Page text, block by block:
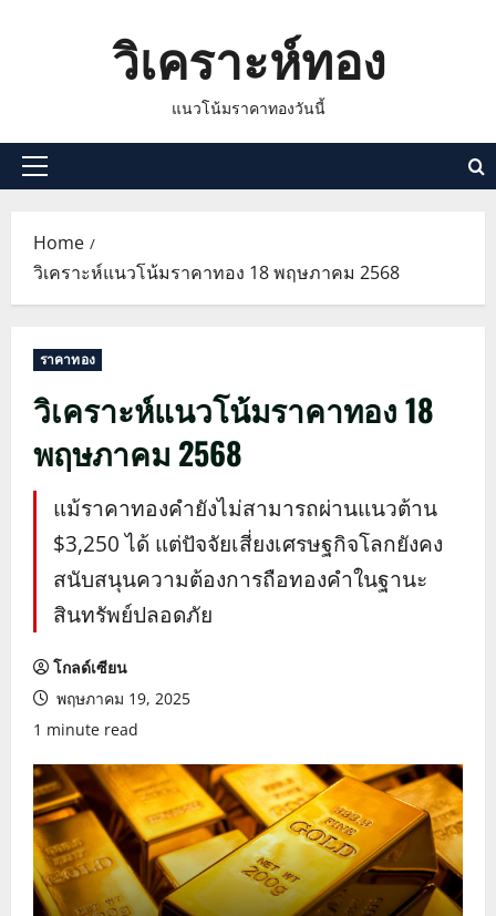
วิเคราะห์ทอง
แนวโน้มราคาทองวันนี้
Primary
Home
วิเคราะห์แนวโน้มราคาทอง 18 พฤษภาคม 2568
ราคาทอง
วิเคราะห์แนวโน้มราคาทอง 18
พฤษภาคม 2568
แม้ราคาทองคำยังไม่สามารถผ่านแนวต้าน
$3,250 ได้ แต่ปัจจัยเสี่ยงเศรษฐกิจโลกยังคง
สนับสนุนความต้องการถือทองคำในฐานะ
สินทรัพย์ปลอดภัย
โกลด์เซียน
พฤษภาคม 19, 2025
1 minute read